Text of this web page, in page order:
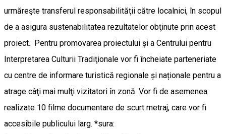
urmăreşte transferul responsabilităţii către localnici, în scopul
de a asigura sustenabilitatea rezultatelor obţinute prin acest
proiect. Pentru promovarea proiectului şi a Centrului pentru
Interpretarea Culturii Tradiţionale vor fi încheiate parteneriate
cu centre de informare turistică regionale și naționale pentru a
atrage câţi mai mulţi vizitatori în zonă. Vor fi de asemenea
realizate 10 filme documentare de scurt metraj, care vor fi
accesibile publicului larg. *sura: